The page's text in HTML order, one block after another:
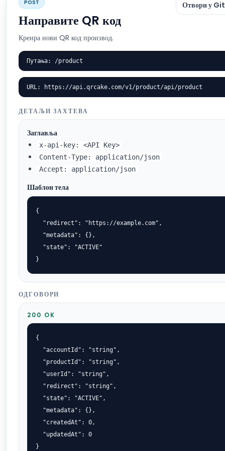
POST
Направите QR код
Креира нови QR код производ.
Отвори у
Путања: /product
URL: https://api.qrcake.com/v1/product/api/product
ДЕТАЉИ ЗАХТЕВА
Заглавља
x-api-key: <API Key>
Content-Type: application/json
Accept: application/json
Шаблон тела
{
  "redirect": "https://example.com",
  "metadata": {},
  "state": "ACTIVE"
}
ОДГОВОРИ
200 OK
{
  "accountId": "string",
  "productId": "string",
  "userId": "string",
  "redirect": "string",
  "state": "ACTIVE",
  "metadata": {},
  "createdAt": 0,
  "updatedAt": 0
}